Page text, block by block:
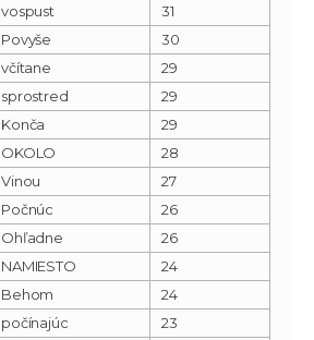
vospust
31
Povyše
30
včítane
29
sprostred
29
Konča
29
OKOLO
28
Vinou
27
Počnúc
26
Ohľadne
26
NAMIESTO
24
Behom
24
počínajúc 23